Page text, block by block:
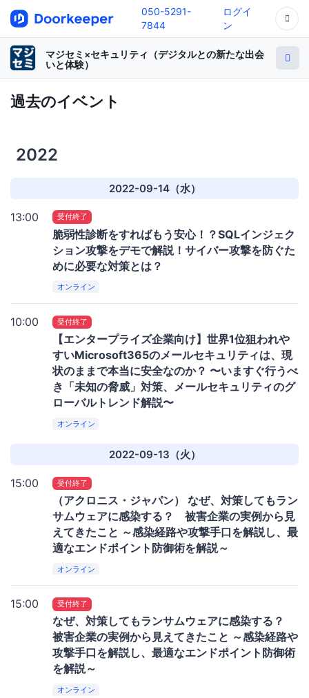
050-5291-
7844
ログイ
ン
マジセミ×セキュリティ（デジタルとの新たな出会
いと体験）
過去のイベント
2022
2022-09-14（水）
13:00 受付終了
脆弱性診断をすればもう安心！？SQLインジェク
ション攻撃をデモで解説！サイバー攻撃を防ぐた
めに必要な対策とは？
オンライン
10:00 受付終了
【エンタープライズ企業向け】世界1位狙われや
すいMicrosoft365のメールセキュリティは、現
状のままで本当に安全なのか？ 〜いますぐ行うべ
き「未知の脅威」対策、メールセキュリティのグ
ローバルトレンド解説〜
オンライン
2022-09-13（火）
15:00 受付終了
（アクロニス・ジャパン） なぜ、対策してもラン
サムウェアに感染する？ 被害企業の実例から見
えてきたこと ～感染経路や攻撃手口を解説し、最
適なエンドポイント防御術を解説～
オンライン
15:00 受付終了
なぜ、対策してもランサムウェアに感染する？
被害企業の実例から見えてきたこと ～感染経路や
攻撃手口を解説し、最適なエンドポイント防御術
を解説～
オンライン